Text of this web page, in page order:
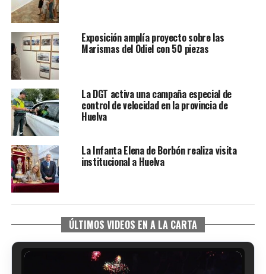
Exposición amplía proyecto sobre las
Marismas del Odiel con 50 piezas
La DGT activa una campaña especial de
control de velocidad en la provincia de
Huelva
La Infanta Elena de Borbón realiza visita
institucional a Huelva
ÚLTIMOS VIDEOS EN A LA CARTA